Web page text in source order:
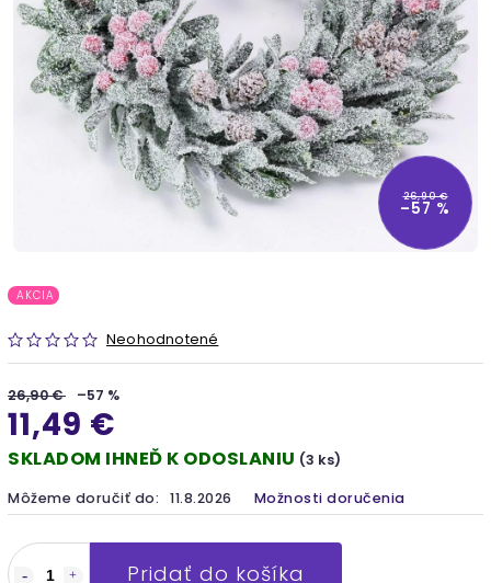
26,90 €
–57 %
AKCIA
Neohodnotené
26,90 € –57 %
11,49 €
SKLADOM IHNEĎ K ODOSLANIU (3 ks)
Môžeme doručiť do: 11.8.2026 Možnosti doručenia
Pridať do košíka